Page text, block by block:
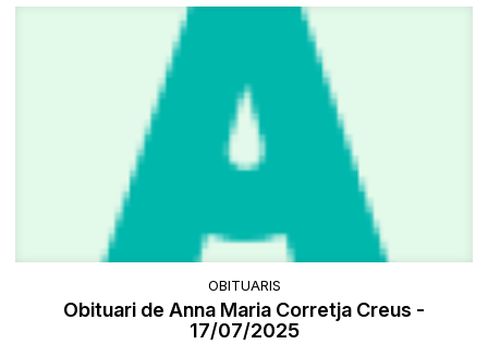
OBITUARIS
Obituari de Anna Maria Corretja Creus -
17/07/2025